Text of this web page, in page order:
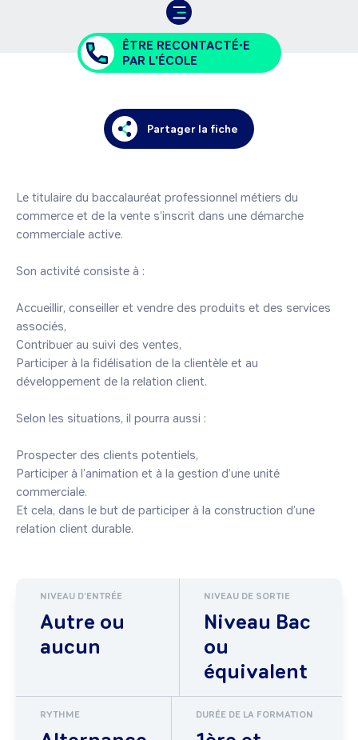
ÊTRE RECONTACTÉ•E
PAR L'ÉCOLE
Partager la fiche
Le titulaire du baccalauréat professionnel métiers du
commerce et de la vente s’inscrit dans une démarche
commerciale active.
Son activité consiste à :
Accueillir, conseiller et vendre des produits et des services
associés,
Contribuer au suivi des ventes,
Participer à la fidélisation de la clientèle et au
développement de la relation client.
Selon les situations, il pourra aussi :
Prospecter des clients potentiels,
Participer à l’animation et à la gestion d’une unité
commerciale.
Et cela, dans le but de participer à la construction d’une
relation client durable.
NIVEAU D'ENTRÉE
Autre ou
aucun
NIVEAU DE SORTIE
Niveau Bac
ou
équivalent
RYTHME DURÉE DE LA FORMATION